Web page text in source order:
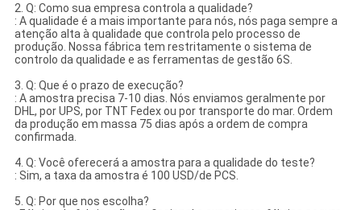
2. Q: Como sua empresa controla a qualidade?
: A qualidade é a mais importante para nós, nós paga sempre a
atenção alta à qualidade que controla pelo processo de
produção. Nossa fábrica tem restritamente o sistema de
controlo da qualidade e as ferramentas de gestão 6S.
3. Q: Que é o prazo de execução?
: A amostra precisa 7-10 dias. Nós enviamos geralmente por
DHL, por UPS, por TNT Fedex ou por transporte do mar. Ordem
da produção em massa 75 dias após a ordem de compra
confirmada.
4. Q: Você oferecerá a amostra para a qualidade do teste?
: Sim, a taxa da amostra é 100 USD/de PCS.
5. Q: Por que nos escolha?